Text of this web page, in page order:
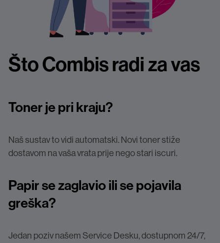
Što Combis radi za vas
Toner jepri kraju?
Naš sustav to vidi automatski. Novi toner stiže
dostavom na vaša vrata prije nego stari iscuri.
Papir sezaglavioilisepojavila
greška?
Jedan poziv našem Service Desku, dostupnom 24/7,